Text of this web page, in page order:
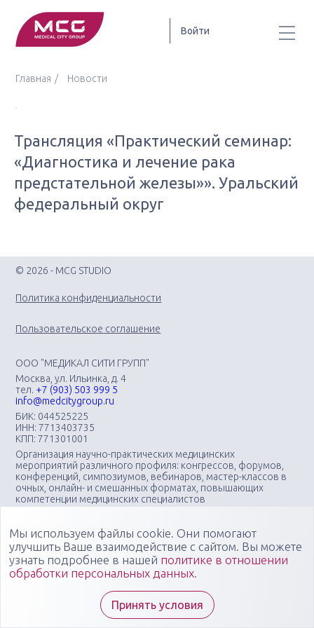
Войти
Главная Новости
Трансляция «Практический семинар:
«Диагностика и лечение рака
предстательной железы»». Уральский
федеральный округ
© 2026 - MCG STUDIO
Политика конфиденциальности
Пользовательское соглашение
ООО "МЕДИКАЛ СИТИ ГРУПП"
Москва, ул. Ильинка, д. 4
тел. +7 (903) 503 999 5
info@medcitygroup.ru
БИК: 044525225
ИНН: 7713403735
КПП: 771301001
Организация научно-практических медицинских
мероприятий различного профиля: конгрессов, форумов,
конференций, симпозиумов, вебинаров, мастер-классов в
очных, онлайн- и смешанных форматах, повышающих
компетенции медицинских специалистов
Мы используем файлы cookie. Они помогают
улучшить Ваше взаимодействие с сайтом. Вы можете
узнать подробнее в нашей политике в отношении
обработки персональных данных.
Принять условия